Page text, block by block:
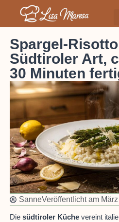
Spargel-
Südtiroler Art,
30 Minuten
SanneVeröffentlicht am
Die südtiroler Küche vereint